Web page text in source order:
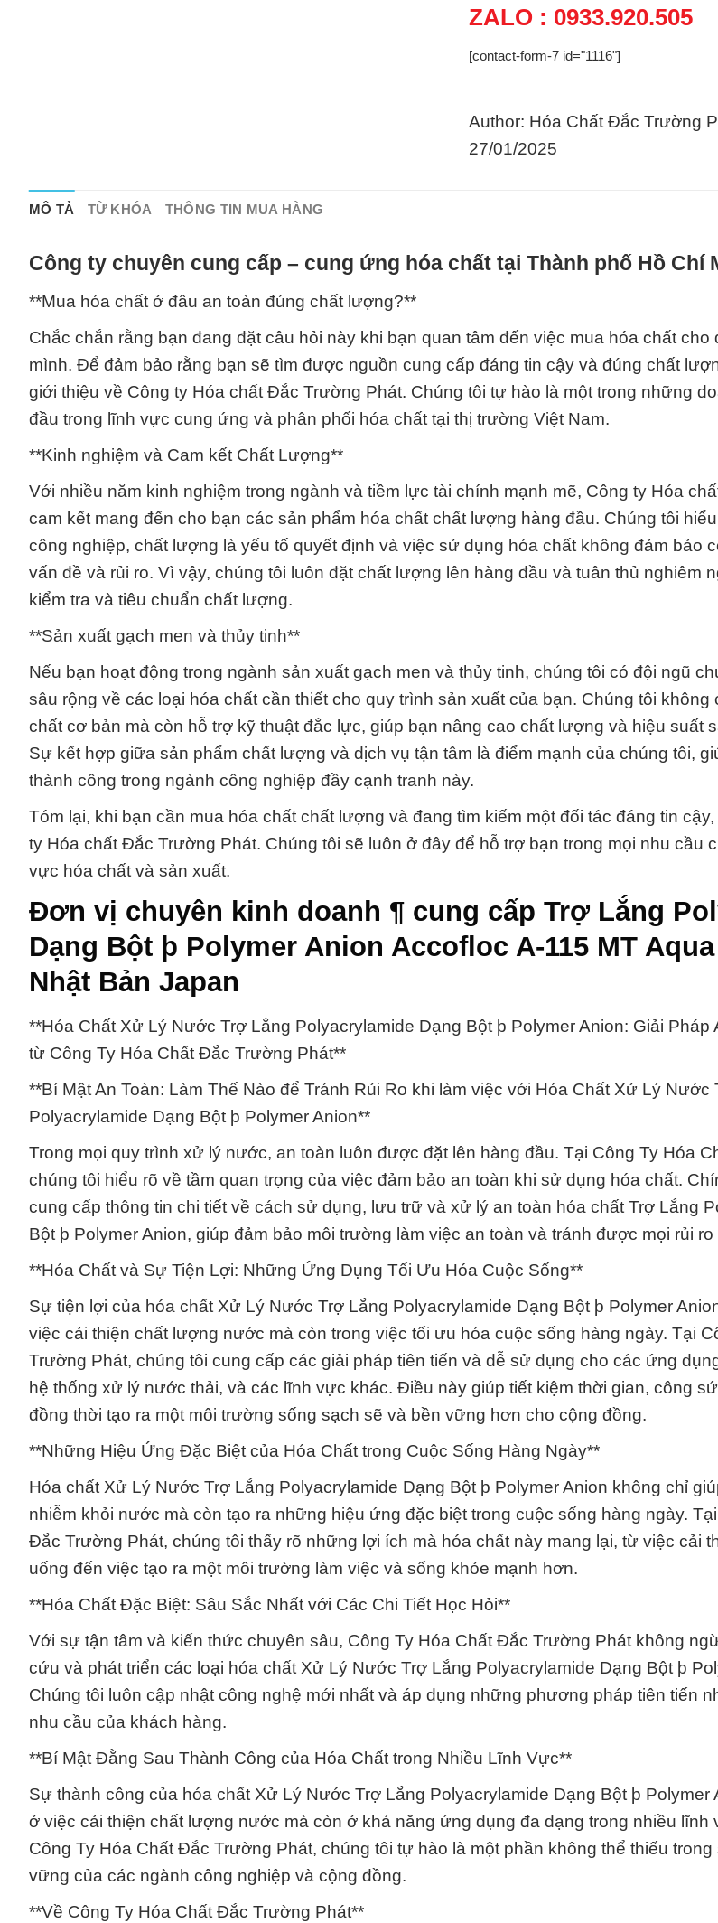
ZALO : 0933.920.505
[contact-form-7 id="1116"]
Author: Hóa Chất Đắc Trường
27/01/2025
MÔ TẢ TỪ KHÓA THÔNG TIN MUA HÀNG
Công ty chuyên cung cấp – cung ứng hóa chất tại Thành phố Hồ Chí
**Mua hóa chất ở đâu an toàn đúng chất lượng?**
Chắc chắn rằng bạn đang đặt câu hỏi này khi bạn quan tâm đến việc mua hóa chất cho
mình. Để đảm bảo rằng bạn sẽ tìm được nguồn cung cấp đáng tin cậy và đúng chất
giới thiệu về Công ty Hóa chất Đắc Trường Phát. Chúng tôi tự hào là một trong những
đầu trong lĩnh vực cung ứng và phân phối hóa chất tại thị trường Việt Nam.
**Kinh nghiệm và Cam kết Chất Lượng**
Với nhiều năm kinh nghiệm trong ngành và tiềm lực tài chính mạnh mẽ, Công ty Hóa
cam kết mang đến cho bạn các sản phẩm hóa chất chất lượng hàng đầu. Chúng tôi
công nghiệp, chất lượng là yếu tố quyết định và việc sử dụng hóa chất không đảm bảo
vấn đề và rủi ro. Vì vậy, chúng tôi luôn đặt chất lượng lên hàng đầu và tuân thủ nghiêm
kiểm tra và tiêu chuẩn chất lượng.
**Sản xuất gạch men và thủy tinh**
Nếu bạn hoạt động trong ngành sản xuất gạch men và thủy tinh, chúng tôi có đội ngũ
sâu rộng về các loại hóa chất cần thiết cho quy trình sản xuất của bạn. Chúng tôi không
chất cơ bản mà còn hỗ trợ kỹ thuật đắc lực, giúp bạn nâng cao chất lượng và hiệu suất
Sự kết hợp giữa sản phẩm chất lượng và dịch vụ tận tâm là điểm mạnh của chúng tôi,
thành công trong ngành công nghiệp đầy cạnh tranh này.
Tóm lại, khi bạn cần mua hóa chất chất lượng và đang tìm kiếm một đối tác đáng tin
ty Hóa chất Đắc Trường Phát. Chúng tôi sẽ luôn ở đây để hỗ trợ bạn trong mọi nhu cầu
vực hóa chất và sản xuất.
Đơn vị chuyên kinh doanh ¶ cung cấp Trợ Lắng
Dạng Bột þ Polymer Anion Accofloc A-115 MT
Nhật Bản Japan
**Hóa Chất Xử Lý Nước Trợ Lắng Polyacrylamide Dạng Bột þ Polymer Anion: Giải Pháp
từ Công Ty Hóa Chất Đắc Trường Phát**
**Bí Mật An Toàn: Làm Thế Nào để Tránh Rủi Ro khi làm việc với Hóa Chất Xử Lý Nước
Polyacrylamide Dạng Bột þ Polymer Anion**
Trong mọi quy trình xử lý nước, an toàn luôn được đặt lên hàng đầu. Tại Công Ty Hóa
chúng tôi hiểu rõ về tầm quan trọng của việc đảm bảo an toàn khi sử dụng hóa chất.
cung cấp thông tin chi tiết về cách sử dụng, lưu trữ và xử lý an toàn hóa chất Trợ Lắng
Bột þ Polymer Anion, giúp đảm bảo môi trường làm việc an toàn và tránh được mọi rủi
**Hóa Chất và Sự Tiện Lợi: Những Ứng Dụng Tối Ưu Hóa Cuộc Sống**
Sự tiện lợi của hóa chất Xử Lý Nước Trợ Lắng Polyacrylamide Dạng Bột þ Polymer
việc cải thiện chất lượng nước mà còn trong việc tối ưu hóa cuộc sống hàng ngày. Tại
Trường Phát, chúng tôi cung cấp các giải pháp tiên tiến và dễ sử dụng cho các ứng
hệ thống xử lý nước thải, và các lĩnh vực khác. Điều này giúp tiết kiệm thời gian, công
đồng thời tạo ra một môi trường sống sạch sẽ và bền vững hơn cho cộng đồng.
**Những Hiệu Ứng Đặc Biệt của Hóa Chất trong Cuộc Sống Hàng Ngày**
Hóa chất Xử Lý Nước Trợ Lắng Polyacrylamide Dạng Bột þ Polymer Anion không chỉ
nhiễm khỏi nước mà còn tạo ra những hiệu ứng đặc biệt trong cuộc sống hàng ngày.
Đắc Trường Phát, chúng tôi thấy rõ những lợi ích mà hóa chất này mang lại, từ việc cải
uống đến việc tạo ra một môi trường làm việc và sống khỏe mạnh hơn.
**Hóa Chất Đặc Biệt: Sâu Sắc Nhất với Các Chi Tiết Học Hỏi**
Với sự tận tâm và kiến thức chuyên sâu, Công Ty Hóa Chất Đắc Trường Phát không
cứu và phát triển các loại hóa chất Xử Lý Nước Trợ Lắng Polyacrylamide Dạng Bột þ
Chúng tôi luôn cập nhật công nghệ mới nhất và áp dụng những phương pháp tiên tiến
nhu cầu của khách hàng.
**Bí Mật Đằng Sau Thành Công của Hóa Chất trong Nhiều Lĩnh Vực**
Sự thành công của hóa chất Xử Lý Nước Trợ Lắng Polyacrylamide Dạng Bột þ Polymer
ở việc cải thiện chất lượng nước mà còn ở khả năng ứng dụng đa dạng trong nhiều lĩnh
Công Ty Hóa Chất Đắc Trường Phát, chúng tôi tự hào là một phần không thể thiếu
vững của các ngành công nghiệp và cộng đồng.
**Về Công Ty Hóa Chất Đắc Trường Phát**